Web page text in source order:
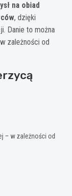
na obiad
, dzięki
Danie to można
zależności od
– w zależności od